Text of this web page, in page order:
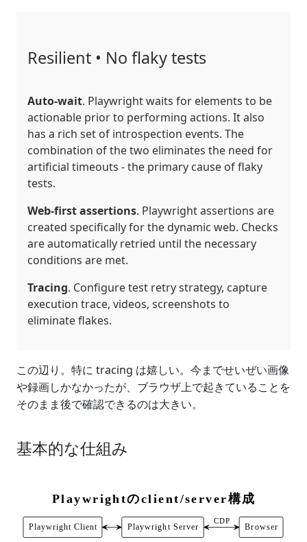
Resilient • No flaky tests
Auto-wait. Playwright waits for elements to be
actionable prior to performing actions. It also
has a rich set of introspection events. The
combination of the two eliminates the need for
artificial timeouts - the primary cause of flaky
tests.
Web-first assertions. Playwright assertions are
created specifically for the dynamic web. Checks
are automatically retried until the necessary
conditions are met.
Tracing. Configure test retry strategy, capture
execution trace, videos, screenshots to
eliminate flakes.
この辺り。特に tracing は嬉しい。今までせいぜい画像
や録画しかなかったが、ブラウザ上で起きていることを
そのまま後で確認できるのは大きい。
基本的な仕組み